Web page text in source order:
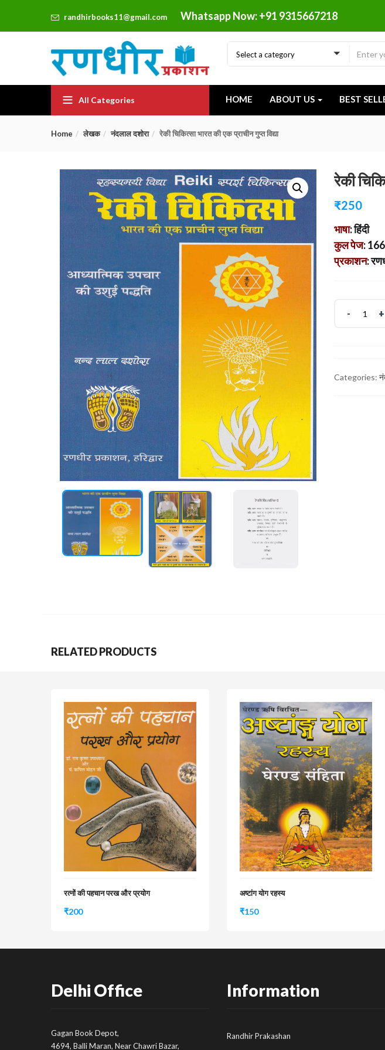
randhirbooks11@gmail.com Whatsapp Now: +91 9315667218
Select a category
All Categories HOME ABOUT US BEST
Home लेखक नंदलाल दशोरा रेकी चिकित्सा भारत की एक प्राचीन गुप्त विद्या
रेकी
₹250
भाषा: हिंदी
कुल पेज: 166
प्रकाशन:
Categories:
RELATED PRODUCTS
रत्नों की पहचान परख और प्रयोग
₹200
अष्टांग योग रहस्य
₹150
Delhi Office
Gagan Book Depot,
4694, Balli Maran, Near Chawri Bazar,
Information
Randhir Prakashan